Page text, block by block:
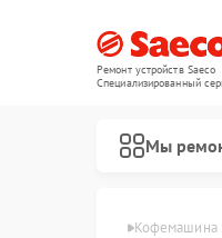
Ремонт устройств Saeco
Специализированный
Мы
Кофемашина